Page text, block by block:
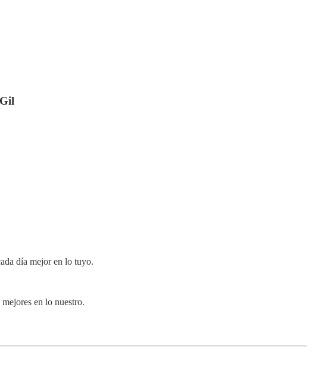
día mejor en lo tuyo.
en lo nuestro.